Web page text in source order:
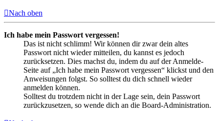
Nach oben
Ich habe mein Passwort vergessen!
Das ist nicht schlimm! Wir können dir zwar dein altes
Passwort nicht wieder mitteilen, du kannst es jedoch
zurücksetzen. Dies machst du, indem du auf der Anmelde-
Seite auf „Ich habe mein Passwort vergessen“ klickst und den
Anweisungen folgst. So solltest du dich schnell wieder
anmelden können.
Solltest du trotzdem nicht in der Lage sein, dein Passwort
zurückzusetzen, so wende dich an die Board-Administration.